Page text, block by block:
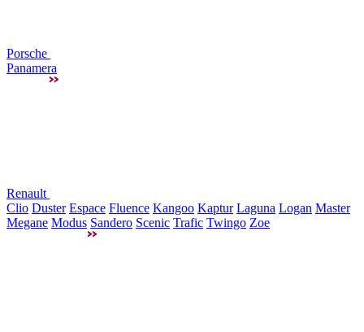
Porsche
Panamera
Renault
Clio Duster Espace Fluence Kangoo Kaptur Laguna Logan Master
Megane Modus Sandero Scenic Trafic Twingo Zoe